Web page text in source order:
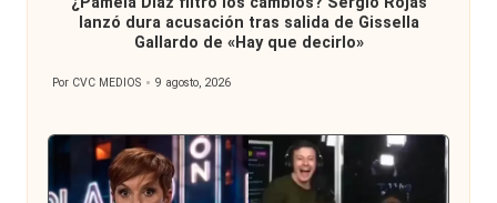
lanzó dura acusación tras salida de Gissella
Gallardo de «Hay que decirlo»
Publicado
Por CVC MEDIOS 9 agosto, 2026